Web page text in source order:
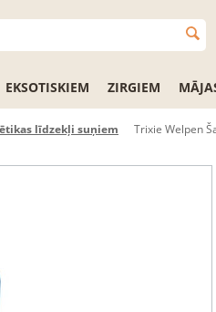
EKSOTISKIEM ZIRGIEM
līdzekļi suņiem Trixie Welpen